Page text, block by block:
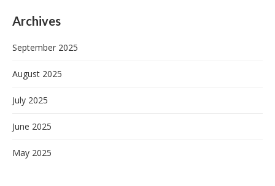
Archives
September 2025
August 2025
July 2025
June 2025
May 2025